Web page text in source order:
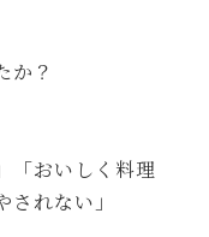
か？
「おいしく料理
れない」